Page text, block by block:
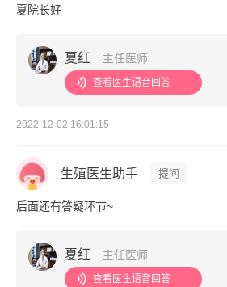
夏院长好
夏红 主任医师
查看医生语音回答
2022-12-02 16:01:15
生殖医生助手 提问
后面还有答疑环节~
夏红 主任医师
查看医生语音回答